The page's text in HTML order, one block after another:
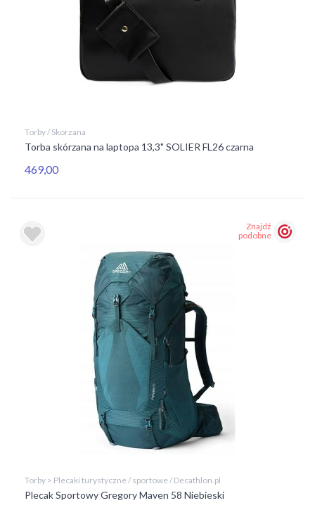
Torby / Skorzana
Torba skórzana na laptopa 13,3" SOLIER FL26 czarna
469,00
Znajdź
podobne
Torby > Plecaki turystyczne / sportowe / Decathlon.pl
Plecak Sportowy Gregory Maven 58 Niebieski